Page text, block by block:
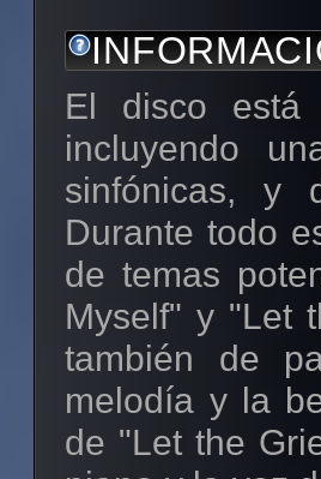
El disco está
incluyendo
sinfónicas, y
Durante todo
de temas
Myself" y "Let
también de
melodía y la
de "Let the